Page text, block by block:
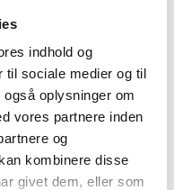
indhold og
til sociale medier og til
oplysninger om
vores partnere inden
og
kombinere disse
givet dem, eller som
af ​​de
hydrauliske
& Co. ApS
Dunlop
her
Hiflex